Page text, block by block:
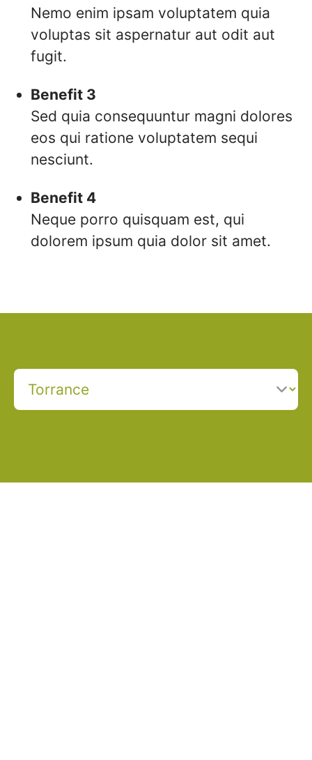
Nemo enim ipsam voluptatem quia
voluptas sit aspernatur aut odit aut
fugit.
Benefit 3
Sed quia consequuntur magni dolores
eos qui ratione voluptatem sequi
nesciunt.
Benefit 4
Neque porro quisquam est, qui
dolorem ipsum quia dolor sit amet.